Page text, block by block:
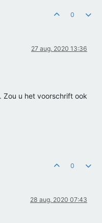
0
27 aug. 2020 13:36
Zou u het voorschrift ook
0
28 aug. 2020 07:43